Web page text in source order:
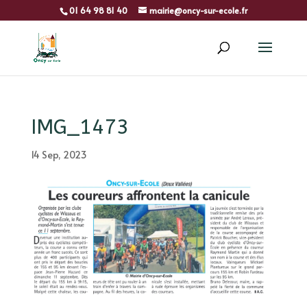
01 64 98 81 40 mairie@oncy-sur-ecole.fr
IMG_1473
14 Sep, 2023